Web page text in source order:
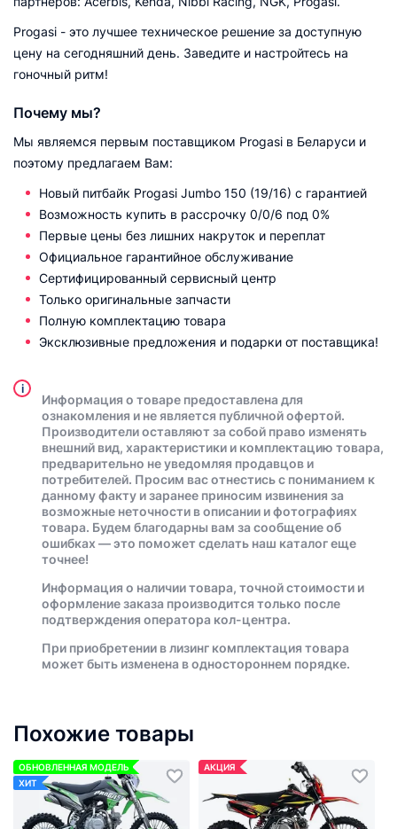
Progasi - это лучшее техническое решение за доступную
цену на сегодняшний день. Заведите и настройтесь на
гоночный ритм!
Почему мы?
Мы являемся первым поставщиком Progasi в Беларуси и
поэтому предлагаем Вам:
Новый питбайк Progasi Jumbo 150 (19/16) с гарантией
Возможность купить в рассрочку 0/0/6 под 0%
Первые цены без лишних накруток и переплат
Официальное гарантийное обслуживание
Сертифицированный сервисный центр
Только оригинальные запчасти
Полную комплектацию товара
Эксклюзивные предложения и подарки от поставщика!
i
Информация о товаре предоставлена для
ознакомления и не является публичной офертой.
Производители оставляют за собой право изменять
внешний вид, характеристики и комплектацию товара,
предварительно не уведомляя продавцов и
потребителей. Просим вас отнестись с пониманием к
данному факту и заранее приносим извинения за
возможные неточности в описании и фотографиях
товара. Будем благодарны вам за сообщение об
ошибках — это поможет сделать наш каталог еще
точнее!
Информация о наличии товара, точной стоимости и
оформление заказа производится только после
подтверждения оператора кол-центра.
При приобретении в лизинг комплектация товара
может быть изменена в одностороннем порядке.
Похожие товары
ОБНОВЛЕННАЯ МОДЕЛЬ
ХИТ
АКЦИЯ